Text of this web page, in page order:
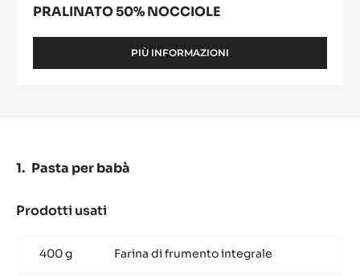
PRALINATO 50% NOCCIOLE
PIÙ INFORMAZIONI
-
Pasta per babà
Prodotti usati
per
babà
400 g Farina di frumento integrale